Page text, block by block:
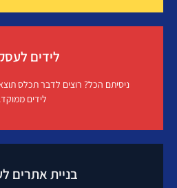
איך זה עובד?
לידים
ניסיתם הכל? רוצים לדבר תכלס
לידים ממוקד.
בניית אתרים